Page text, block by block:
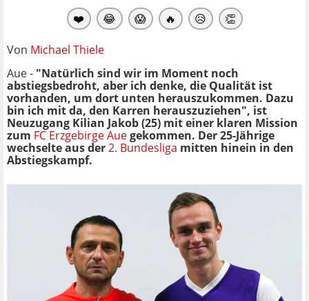
❤️ 😂 😱 🔥 😥 👏
Von Michael Thiele
Aue - "Natürlich sind wir im Moment noch
abstiegsbedroht, aber ich denke, die Qualität ist
vorhanden, um dort unten herauszukommen. Dazu
bin ich mit da, den Karren herauszuziehen", ist
Neuzugang Kilian Jakob (25) mit einer klaren Mission
zum FC Erzgebirge Auegekommen. Der 25-Jährige
wechselte aus der2. Bundesliga mitten hinein in den
Abstiegskampf.